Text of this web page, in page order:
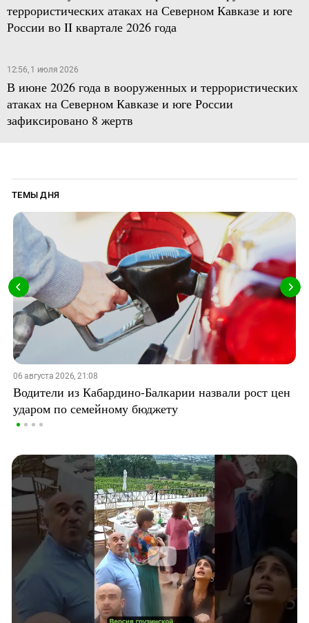
террористических атаках на Северном Кавказе и юге
России во II квартале 2026 года
12:56, 1 июля 2026
В июне 2026 года в вооруженных и террористических
атаках на Северном Кавказе и юге России
зафиксировано 8 жертв
ТЕМЫ ДНЯ
06 августа 2026, 21:08
Водители из Кабардино-Балкарии назвали рост цен
ударом по семейному бюджету